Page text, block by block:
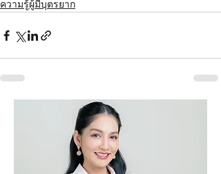
ความรู้ผู้มีบุตรยาก